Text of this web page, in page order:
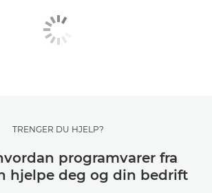
TRENGER DU HJELP?
programvarer fra
hjelpe deg og din bedrift